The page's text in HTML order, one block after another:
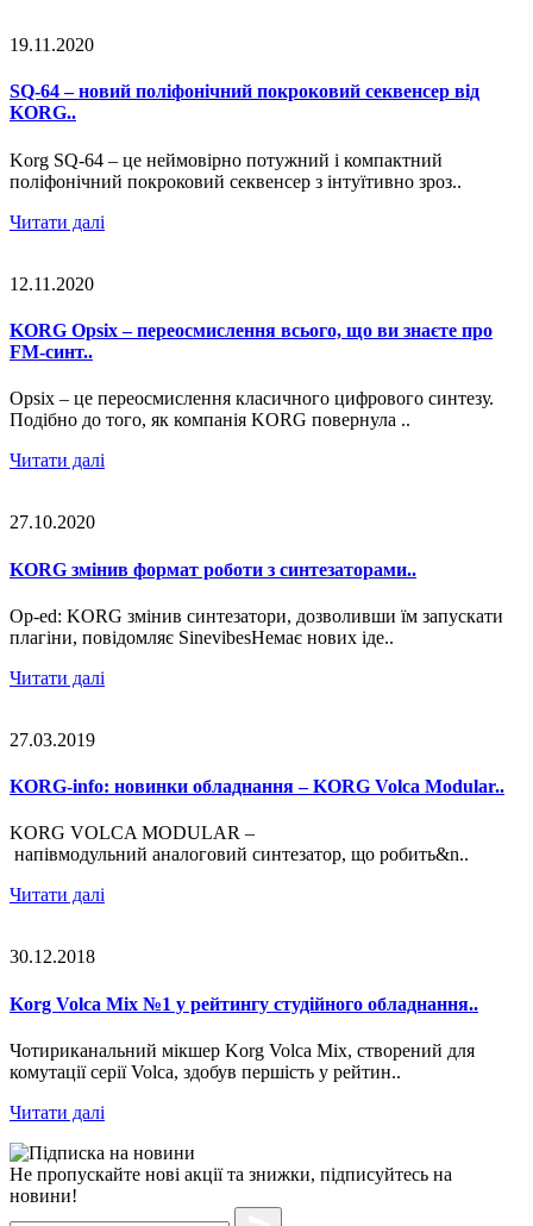
19.11.2020
SQ-64 – новий поліфонічний покроковий секвенсер від
KORG..
Korg SQ-64 – це неймовірно потужний і компактний
поліфонічний покроковий секвенсер з інтуїтивно зроз..
Читати далі
12.11.2020
KORG Opsix – переосмислення всього, що ви знаєте про
FM-синт..
Opsix – це переосмислення класичного цифрового синтезу.
Подібно до того, як компанія KORG повернула ..
Читати далі
27.10.2020
KORG змінив формат роботи з синтезаторами..
Op-ed: KORG змінив синтезатори, дозволивши їм запускати
плагіни, повідомляє SinevibesНемає нових іде..
Читати далі
27.03.2019
KORG-info: новинки обладнання – ​KORG Volca Modular..
KORG VOLCA MODULAR –
напівмодульний аналоговий синтезатор, що робить&n..
Читати далі
30.12.2018
Korg Volca Mix №1 у рейтингу студійного обладнання..
Чотириканальний мікшер Korg Volca Mix, створений для
комутації серії Volca, здобув першість у рейтин..
Читати далі
Не пропускайте нові акції та знижки, підписуйтесь на
новини!